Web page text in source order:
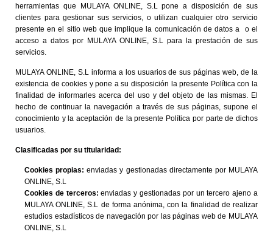
herramientas que MULAYA ONLINE, S.L pone a disposición de sus
clientes para gestionar sus servicios, o utilizan cualquier otro servicio
presente en el sitio web que implique la comunicación de datos a o el
acceso a datos por MULAYA ONLINE, S.L para la prestación de sus
servicios.
MULAYA ONLINE, S.L informa a los usuarios de sus páginas web, de la
existencia de cookies y pone a su disposición la presente Política con la
finalidad de informarles acerca del uso y del objeto de las mismas. El
hecho de continuar la navegación a través de sus páginas, supone el
conocimiento y la aceptación de la presente Política por parte de dichos
usuarios.
Clasificadas por su titularidad:
Cookies propias: enviadas y gestionadas directamente por MULAYA
ONLINE, S.L
Cookies de terceros: enviadas y gestionadas por un tercero ajeno a
MULAYA ONLINE, S.L de forma anónima, con la finalidad de realizar
estudios estadísticos de navegación por las páginas web de MULAYA
ONLINE, S.L